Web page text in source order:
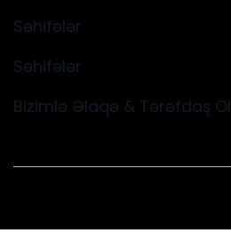
Səhifələr
Səhifələr
Bizimlə Əlaqə & Tərəfdaş Ol